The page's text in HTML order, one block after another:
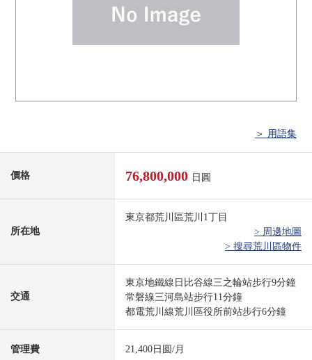
＞ 用語集
價格 76,800,000 日圓
所在地
東京都荒川區荒川1丁目
> 周邊地圖
> 搜尋荒川區物件
交通
東京地鐵線日比谷線三之輪站步行9分鐘
常磐線三河島站步行11分鐘
都電荒川線荒川區役所前站步行6分鐘
管理費 21,400日圆/月